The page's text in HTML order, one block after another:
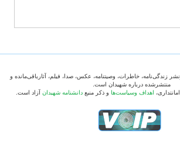
زندگی‌نامه، خاطرات، وصیتنامه، عکس، صدا، فیلم، آثارباقی‌مانده و
منتشرشده درباره شهیدان است.
اهداف وسیاست‌ها و ذکر منبع دانشنامه شهیدان آزاد است.